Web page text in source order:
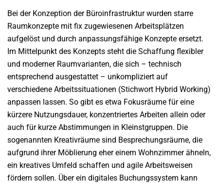
Bei der Konzeption der Büroinfrastruktur wurden starre
Raumkonzepte mit fix zugewiesenen Arbeitsplätzen
aufgelöst und durch anpassungsfähige Konzepte ersetzt.
Im Mittelpunkt des Konzepts steht die Schaffung flexibler
und moderner Raumvarianten, die sich – technisch
entsprechend ausgestattet – unkompliziert auf
verschiedene Arbeitssituationen (Stichwort Hybrid Working)
anpassen lassen. So gibt es etwa Fokusräume für eine
kürzere Nutzungsdauer, konzentriertes Arbeiten allein oder
auch für kurze Abstimmungen in Kleinstgruppen. Die
sogenannten Kreativräume sind Besprechungsräume, die
aufgrund ihrer Möblierung eher einem Wohnzimmer ähneln,
ein kreatives Umfeld schaffen und agile Arbeitsweisen
fördern sollen. Über ein digitales Buchungssystem kann